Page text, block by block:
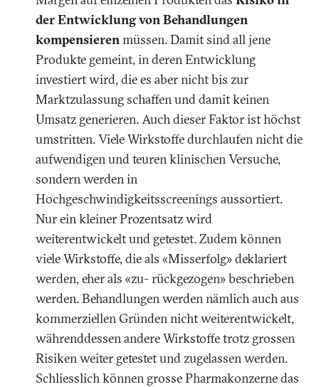
der Entwicklung von Behandlungen
kompensierenmüssen. Damit sind all jene
Produkte gemeint, in deren Entwicklung
investiert wird, die es aber nicht bis zur
Marktzulassung schaffen und damit keinen
Umsatz generieren. Auch dieser Faktor ist höchst
umstritten. Viele Wirkstoffe durchlaufen nicht die
aufwendigen und teuren klinischen Versuche,
sondern werden in
Hochgeschwindigkeitsscreenings aussortiert.
Nur ein kleiner Prozentsatz wird
weiterentwickelt und getestet. Zudem können
viele Wirkstoffe, die als «Misserfolg» deklariert
werden, eher als «zu- rückgezogen» beschrieben
werden. Behandlungen werden nämlich auch aus
kommerziellen Gründen nicht weiterentwickelt,
währenddessen andere Wirkstoffe trotz grossen
Risiken weiter getestet und zugelassen werden.
Schliesslich können grosse Pharmakonzerne das